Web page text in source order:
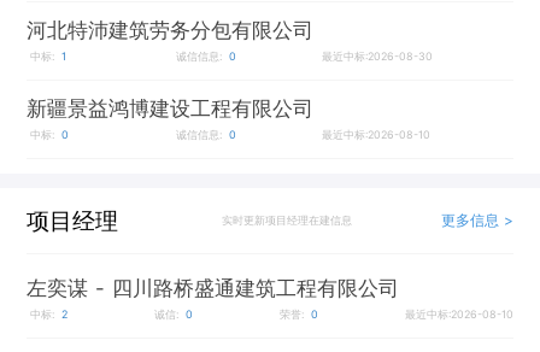
河北特沛建筑劳务分包有限公司
中标: 1 诚信信息: 0 最近中标:2026-08-30
新疆景益鸿博建设工程有限公司
中标: 0 诚信信息: 0 最近中标:2026-08-10
项目经理 实时更新项目经理在建信息 更多信息 >
左奕谋 - 四川路桥盛通建筑工程有限公司
中标: 2 诚信: 0 荣誉: 0 最近中标:2026-08-10